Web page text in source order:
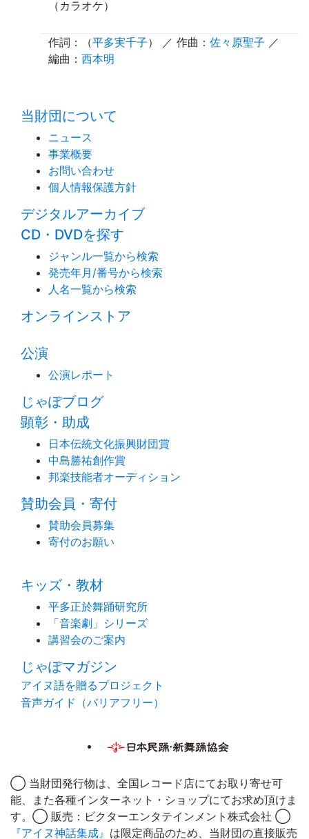
（カラオケ）
作詞：（平多実千子） ／ 作曲： 佐々原聖子 ／
編曲： 西本明
当財団について
ニュース
事業概要
お問い合わせ
個人情報保護方針
デジタルアーカイブ
CD・DVDを探す
ジャンル一覧から検索
発売年月/番号から検索
人名一覧から検索
オンラインストア
公演
公演レポート
じゃぽブログ
顕彰・助成
日本伝統文化振興財団賞
中島勝祐創作賞
邦楽技能者オーディション
賛助会員・寄付
賛助会員募集
寄付のお願い
キッズ・教材
平多正於舞踊研究所
「音楽劇」シリーズ
講習会のご案内
じゃぽマガジン
アイヌ語を贈るプロジェクト
音声ガイド（バリアフリー）
◯ 当財団発行物は、全国レコード店にてお取り寄せ可
能、また各種インターネット・ショップにてお求め頂けま
す。◯ 販売：ビクターエンタテインメント株式会社 ◯
『アイヌ神話集成』 は限定商品のため、当財団の直接販売